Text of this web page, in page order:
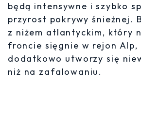
będą intensywne i szybko
przyrost pokrywy śnieżnej.
z niżem atlantyckim, który
froncie sięgnie w rejon Alp,
dodatkowo utworzy się
niż na zafalowaniu.